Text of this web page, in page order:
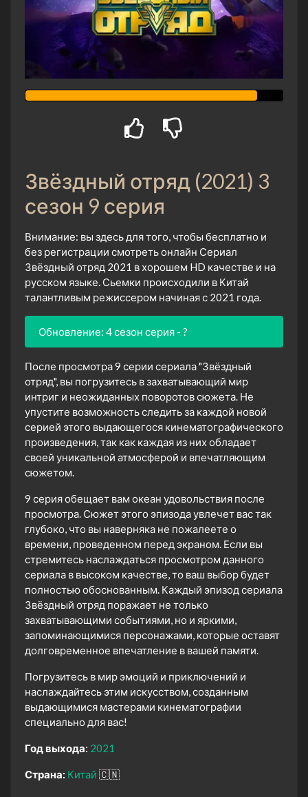
Звёздный отряд (2021) 3
сезон 9 серия
Внимание: вы здесь для того, чтобы бесплатно и
без регистрации смотреть онлайн Сериал
Звёздный отряд 2021 в хорошем HD качестве и на
русском языке. Сьемки происходили в Китай
талантливым режиссером начиная с 2021 года.
Обновление: 4 сезон серия - ?
После просмотра 9 серии сериала "Звёздный
отряд", вы погрузитесь в захватывающий мир
интриг и неожиданных поворотов сюжета. Не
упустите возможность следить за каждой новой
серией этого выдающегося кинематографического
произведения, так как каждая из них обладает
своей уникальной атмосферой и впечатляющим
сюжетом.
9 серия обещает вам океан удовольствия после
просмотра. Сюжет этого эпизода увлечет вас так
глубоко, что вы наверняка не пожалеете о
времени, проведенном перед экраном. Если вы
стремитесь наслаждаться просмотром данного
сериала в высоком качестве, то ваш выбор будет
полностью обоснованным. Каждый эпизод сериала
Звёздный отряд поражает не только
захватывающими событиями, но и яркими,
запоминающимися персонажами, которые оставят
долговременное впечатление в вашей памяти.
Погрузитесь в мир эмоций и приключений и
наслаждайтесь этим искусством, созданным
выдающимися мастерами кинематографии
специально для вас!
Год выхода: 2021
Страна: Китай 🇨🇳